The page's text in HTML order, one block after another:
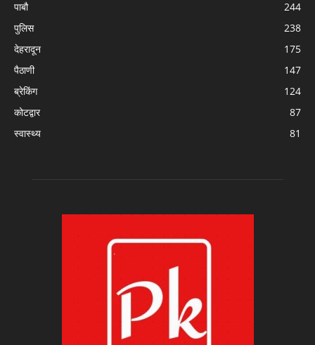
पाबौ
244
पुलिस
238
देहरादून
175
पैठाणी
147
ब्रेकिंग
124
कोटद्वार
87
स्वास्थ्य
81